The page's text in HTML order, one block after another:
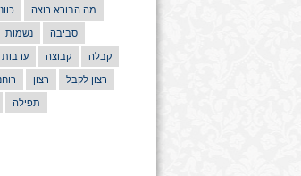
מה הבורא רוצה
נשמות סביבה
קבוצה קבלה
רצון רצון לקבל
תפילה